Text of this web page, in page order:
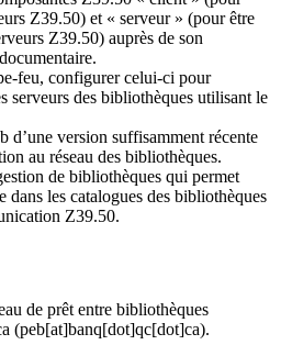
Z39.50) et « serveur » (pour être
Z39.50) auprès de son
feu, configurer celui-ci pour
serveurs des bibliothèques utilisant le
d’une version suffisamment récente
au réseau des bibliothèques.
de bibliothèques qui permet
dans les catalogues des bibliothèques
Z39.50.
de prêt entre bibliothèques
(peb[at]banq[dot]qc[dot]ca).